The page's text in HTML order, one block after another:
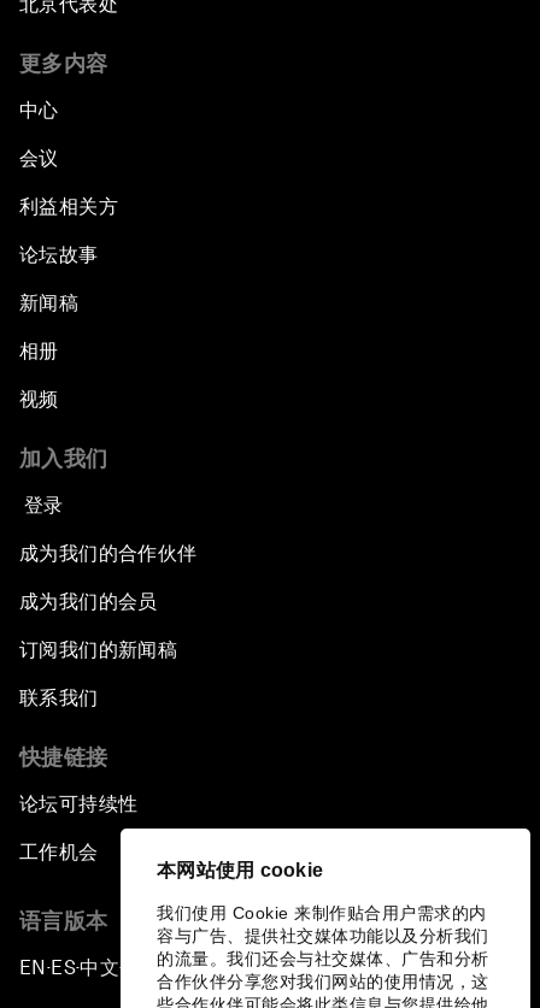
本网站使用 cookie
我们使用 Cookie 来制作贴合用户需求的内
容与广告、提供社交媒体功能以及分析我们
的流量。我们还会与社交媒体、广告和分析
合作伙伴分享您对我们网站的使用情况，这
更多内容
中心
会议
利益相关方
论坛故事
新闻稿
相册
视频
加入我们
登录
成为我们的合作伙伴
成为我们的会员
订阅我们的新闻稿
联系我们
快捷链接
论坛可持续性
工作机会
语言版本
EN ▪ES▪中文▪ 日本語